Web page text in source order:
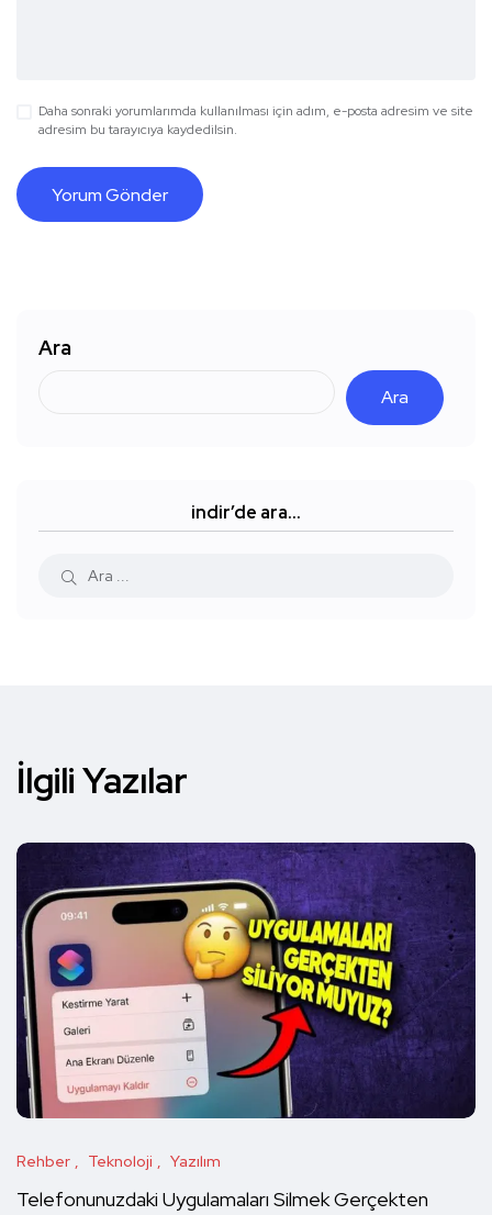
Daha sonraki yorumlarımda kullanılması için adım, e-posta adresim ve site
adresim bu tarayıcıya kaydedilsin.
Ara
Ara
indir’de ara…
İlgili Yazılar
Rehber Teknoloji Yazılım
Telefonunuzdaki Uygulamaları Silmek Gerçekten